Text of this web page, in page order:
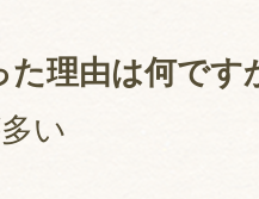
理由は何です
い